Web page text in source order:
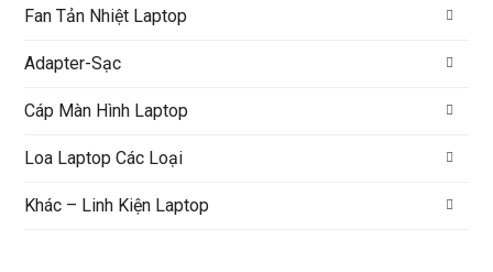
Fan Tản Nhiệt Laptop
Adapter-Sạc
Cáp Màn Hình Laptop
Loa Laptop Các Loại
Khác – Linh Kiện Laptop